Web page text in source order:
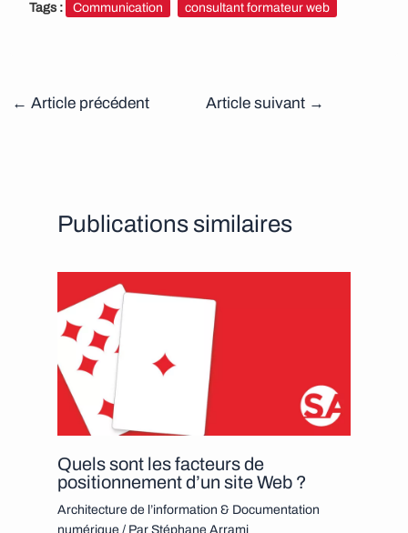
Tags : Communication consultant formateur web
← Article précédent Article suivant →
Publications similaires
Quels sont les facteurs de
positionnement d’un site Web ?
Architecture de l’information & Documentation
numérique / ParStéphane Arrami